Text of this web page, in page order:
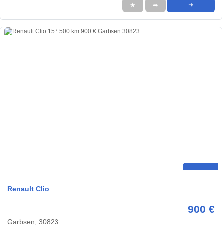
★ ➦ ➜
Renault Clio
900 €
Garbsen, 30823